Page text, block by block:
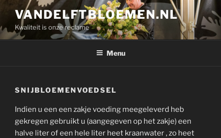
de
inhoud
VANDELFTBLOEMEN.NL
Kwaliteit is onze reclame
Menu
SNIJBLOEMENVOEDSEL
Indien u een een zakje voeding meegeleverd heb
gekregen gebruikt u (aangegeven op het zakje) een
halve liter of een hele liter heet kraanwater , zo heet